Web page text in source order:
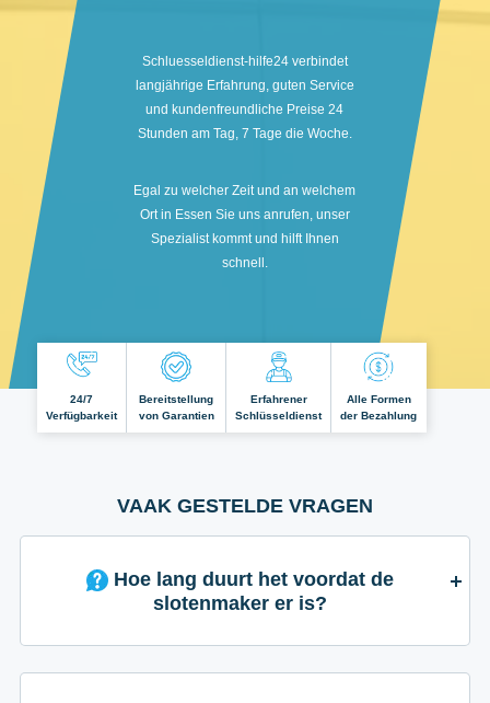
Schluesseldienst-hilfe24 verbindet
langjährige Erfahrung, guten Service
und kundenfreundliche Preise 24
Stunden am Tag, 7 Tage die Woche.
Egal zu welcher Zeit und an welchem
Ort in Essen Sie uns anrufen, unser
Spezialist kommt und hilft Ihnen
schnell.
24/7
Verfügbarkeit
Bereitstellung
von Garantien
Erfahrener
Schlüsseldienst
Alle Formen
der Bezahlung
VAAK GESTELDE VRAGEN
slotenmaker er is?